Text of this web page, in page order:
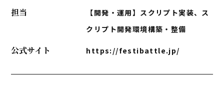
担当
【開発・運用】スクリプト実装、ス
クリプト開発環境構築・整備
公式サイト https://festibattle.jp/